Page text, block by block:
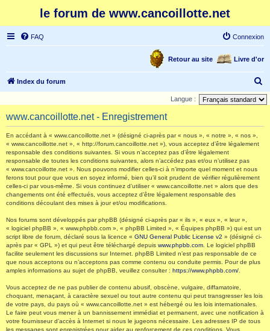
le forum de www.cancoillotte.net
FAQ Connexion
Livre d'or
Retour au site
Index du forum
e
Langue :
www.cancoillotte.net - Enregistrement
En accédant à « www.cancoillotte.net » (désigné ci-après par « nous », « notre », « nos »,
« www.cancoillotte.net », « http://forum.cancoillotte.net »), vous acceptez d’être légalement
responsable des conditions suivantes. Si vous n’acceptez pas d’être légalement
responsable de toutes les conditions suivantes, alors n’accédez pas et/ou n’utilisez pas
« www.cancoillotte.net ». Nous pouvons modifier celles-ci à n’importe quel moment et nous
ferons tout pour que vous en soyez informé, bien qu’il soit prudent de vérifier régulièrement
celles-ci par vous-même. Si vous continuez d’utiliser « www.cancoillotte.net » alors que des
changements ont été effectués, vous acceptez d’être légalement responsable des
conditions découlant des mises à jour et/ou modifications.
Nos forums sont développés par phpBB (désigné ci-après par « ils », « eux », « leur »,
« logiciel phpBB », « www.phpbb.com », « phpBB Limited », « Équipes phpBB ») qui est un
script libre de forum, déclaré sous la licence « GNU General Public License v2 » (désigné ci-
après par « GPL ») et qui peut être téléchargé depuis www.phpbb.com . Le logiciel phpBB
facilite seulement les discussions sur Internet. phpBB Limited n’est pas responsable de ce
que nous acceptons ou n’acceptons pas comme contenu ou conduite permis. Pour de plus
amples informations au sujet de phpBB, veuillez consulter : https://www.phpbb.com/
Vous acceptez de ne pas publier de contenu abusif, obscène, vulgaire, diffamatoire,
choquant, menaçant, à caractère sexuel ou tout autre contenu qui peut transgresser les lois
de votre pays, du pays où « www.cancoillotte.net » est hébergé ou les lois internationales.
Le faire peut vous mener à un bannissement immédiat et permanent, avec une notification à
votre fournisseur d’accès à Internet si nous le jugeons nécessaire. Les adresses IP de tous
les messages sont enregistrées pour aider au renforcement de ces conditions. Vous